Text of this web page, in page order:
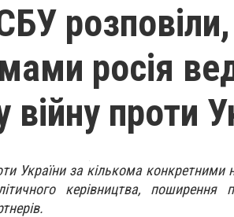
росія
війну проти
України за кількома
керівництва, поширення